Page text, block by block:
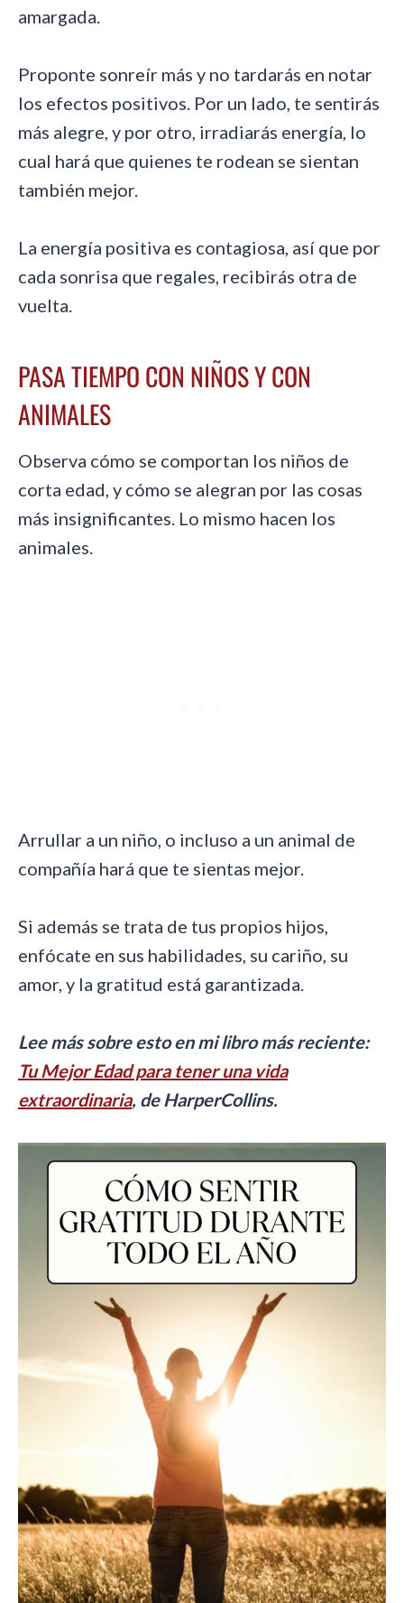
amargada.
Proponte sonreír más y no tardarás en notar
los efectos positivos. Por un lado, te sentirás
más alegre, y por otro, irradiarás energía, lo
cual hará que quienes te rodean se sientan
también mejor.
La energía positiva es contagiosa, así que por
cada sonrisa que regales, recibirás otra de
vuelta.
PASA TIEMPO CON NIÑOS Y CON
ANIMALES
Observa cómo se comportan los niños de
corta edad, y cómo se alegran por las cosas
más insignificantes. Lo mismo hacen los
animales.
Arrullar a un niño, o incluso a un animal de
compañía hará que te sientas mejor.
Si además se trata de tus propios hijos,
enfócate en sus habilidades, su cariño, su
amor, y la gratitud está garantizada.
Lee más sobre esto en mi libro más reciente:
Tu Mejor Edad para tener una vida
extraordinaria, de HarperCollins.